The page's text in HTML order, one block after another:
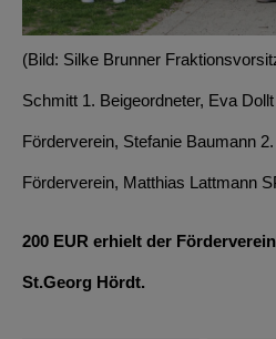
(Bild: Silke Brunner
Schmitt 1. Beigeordneter, Eva
Förderverein, Stefanie Baumann
Förderverein, Matthias Lattmann
200 EUR erhielt der
St.Georg Hördt.